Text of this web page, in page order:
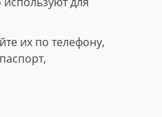
их по телефону,